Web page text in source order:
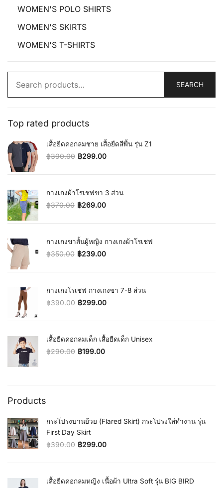
WOMEN'S POLO SHIRTS
WOMEN'S SKIRTS
WOMEN'S T-SHIRTS
for:
SEARCH
Top rated products
เสื้อยืดคอกลมชาย เสื้อยืดสีพื้น รุ่น Z1
฿390.00
Original price was: ฿390.00.
฿299.00
Current price is: ฿299.00.
กางเกงผ้าโรเชฟขา 3 ส่วน
฿370.00
Original price was: ฿370.00.
฿269.00
Current price is: ฿269.00.
กางเกงขาสั้นผู้หญิง กางเกงผ้าโรเชฟ
฿350.00
Original price was: ฿350.00.
฿239.00
Current price is: ฿239.00.
กางเกงโรเชฟ กางเกงขา 7-8 ส่วน
฿390.00
Original price was: ฿390.00.
฿299.00
Current price is: ฿299.00.
เสื้อยืดคอกลมเด็ก เสื้อยืดเด็ก Unisex
฿290.00
Original price was: ฿290.00.
฿199.00
Current price is: ฿199.00.
Products
กระโปรงบานย้วย (Flared Skirt) กระโปรงใส่ทำงาน รุ่น
First Day Skirt
฿390.00 ฿299.00
เสื้อยืดคอกลมหญิง เนื้อผ้า Ultra Soft รุ่น BIG BIRD